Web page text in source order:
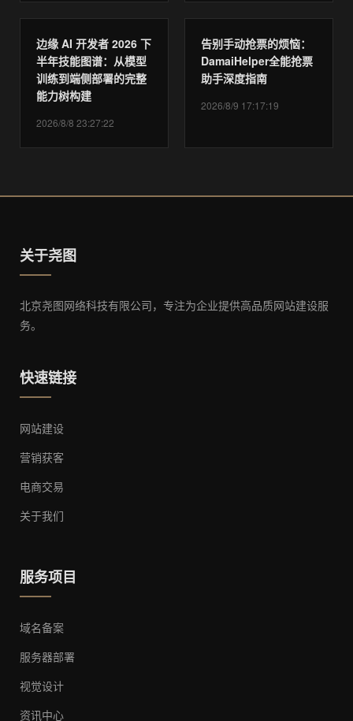
边缘 AI 开发者 2026 下
半年技能图谱：从模型
训练到端侧部署的完整
能力树构建
2026/8/8 23:27:22
告别手动抢票的烦恼：
DamaiHelper全能抢票
助手深度指南
2026/8/9 17:17:19
关于尧图
北京尧图网络科技有限公司，专注为企业提供高品质网站建设服
务。
快速链接
网站建设
营销获客
电商交易
关于我们
服务项目
域名备案
服务器部署
视觉设计
资讯中心